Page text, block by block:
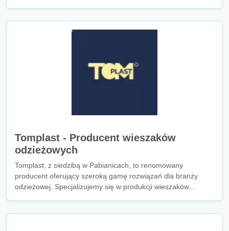
Tomplast - Producent wieszaków
odzieżowych
Tomplast, z siedzibą w Pabianicach, to renomowany
producent oferujący szeroką gamę rozwiązań dla branży
odzieżowej. Specjalizujemy się w produkcji wieszaków...